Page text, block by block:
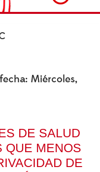
Miércoles,
DE SALUD
QUE MENOS
DE